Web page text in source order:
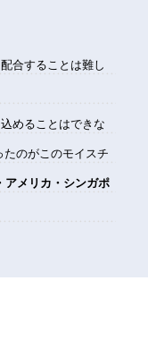
合することは難し
めることはできな
たのがこのモイスチ
アメリカ・シンガポ